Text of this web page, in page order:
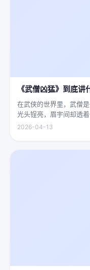
《武僧凶猛》到底讲
在武侠的世界里，武僧
光头锃亮，眉宇间却透
慈眉善目，武僧的眼神
2026-04-13